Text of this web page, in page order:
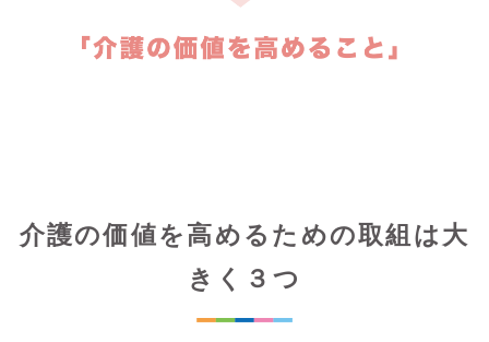
介護の価値を高めるための取組は大
きく３つ